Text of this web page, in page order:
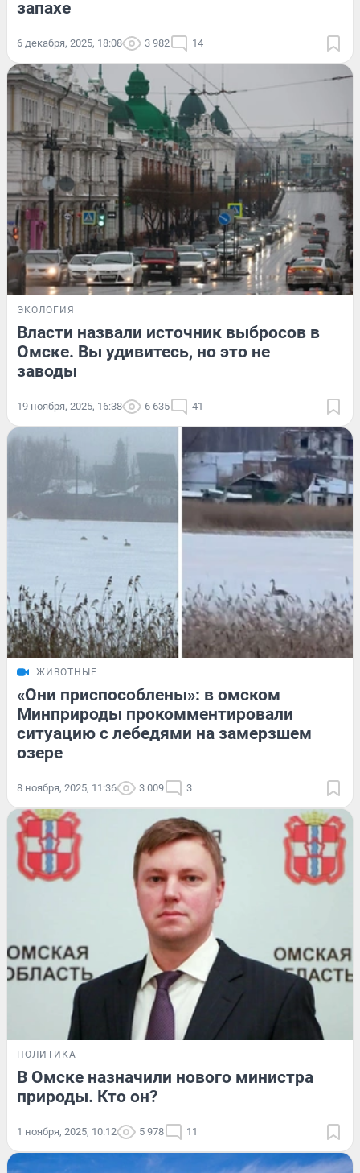
запахе
6 декабря, 2025, 18:08 3 982 14
ЭКОЛОГИЯ
Власти назвали источник выбросов в
Омске. Вы удивитесь, но это не
заводы
19 ноября, 2025, 16:38 6 635 41
ЖИВОТНЫЕ
«Они приспособлены»: в омском
Минприроды прокомментировали
ситуацию с лебедями на замерзшем
озере
8 ноября, 2025, 11:36 3 009 3
ПОЛИТИКА
В Омске назначили нового министра
природы. Кто он?
1 ноября, 2025, 10:12 5 978 11